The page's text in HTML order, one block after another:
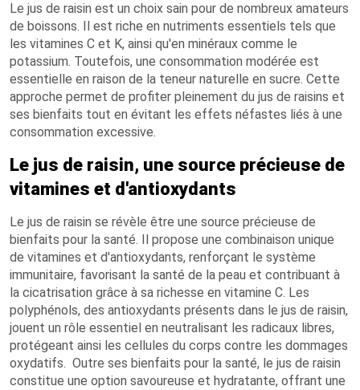
Le jus de raisin est un choix sain pour de nombreux amateurs
de boissons. Il est riche en nutriments essentiels tels que
les vitamines C et K, ainsi qu'en minéraux comme le
potassium. Toutefois, une consommation modérée est
essentielle en raison de la teneur naturelle en sucre. Cette
approche permet de profiter pleinement du jus de raisins et
ses bienfaits tout en évitant les effets néfastes liés à une
consommation excessive.
Le jus de raisin, une source précieuse de
vitamines et d'antioxydants
Le jus de raisin se révèle être une source précieuse de
bienfaits pour la santé. Il propose une combinaison unique
de vitamines et d'antioxydants, renforçant le système
immunitaire, favorisant la santé de la peau et contribuant à
la cicatrisation grâce à sa richesse en vitamine C. Les
polyphénols, des antioxydants présents dans le jus de raisin,
jouent un rôle essentiel en neutralisant les radicaux libres,
protégeant ainsi les cellules du corps contre les dommages
oxydatifs. Outre ses bienfaits pour la santé, le jus de raisin
constitue une option savoureuse et hydratante, offrant une